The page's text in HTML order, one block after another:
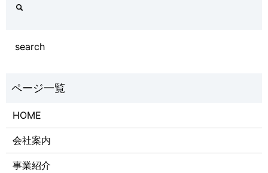
search
HOME
会社案内
事業紹介